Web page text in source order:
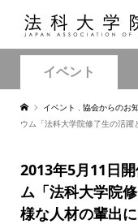
イベント
イベント 協会からのお
ウム「法科大学院修了生の活
2013年5月11日
ム「法科大学院
様な人材の輩出